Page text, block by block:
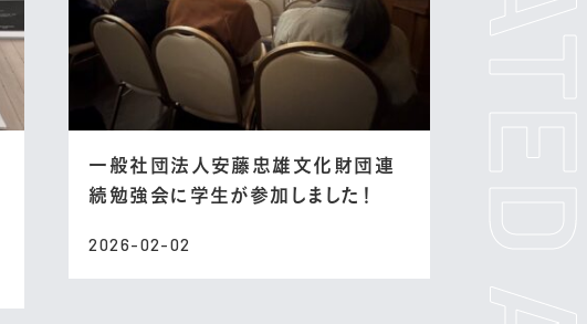
一般社団法人安藤忠雄文化財団連
続勉強会に学生が参加しました！
2026-02-02